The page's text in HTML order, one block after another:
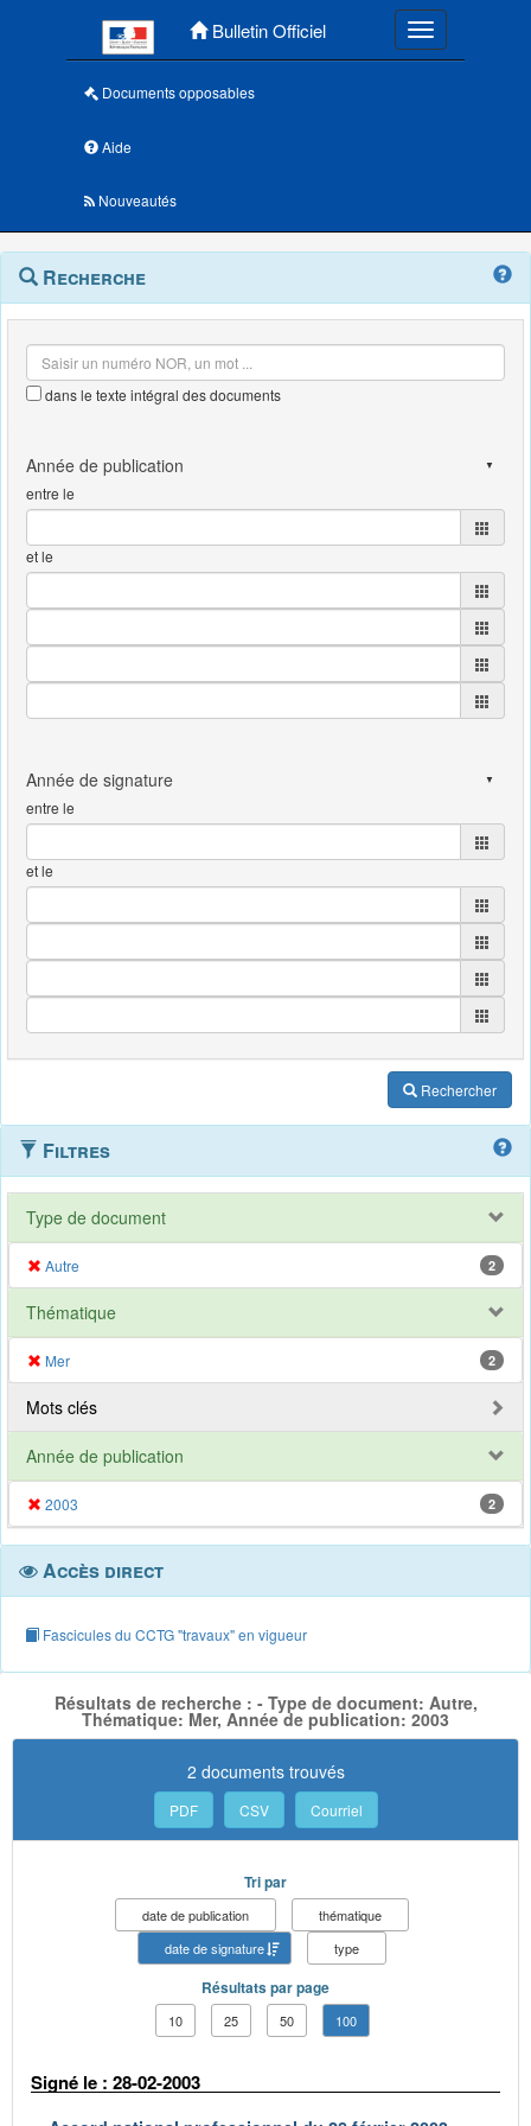
Bulletin Officiel Toggle
Documents opposables
Aide
Nouveautés
Navigation
outils
Menu
contextuel
Recherche
dans le texte intégral des documents
entre le
et le
entre le
et le
Rechercher
Filtres
Type de document
Autre 2
Thématique
Mer 2
Mots clés
Année de publication
2003 2
Accès direct
Fascicules du CCTG "travaux" en vigueur
Résultats de recherche : - Type de document: Autre,
Thématique: Mer, Année de publication: 2003
2 documents trouvés
PDF CSV Courriel
Tri par
date de publication
thématique
date de signature
type
Résultats par page
10 25 50 100
Signé le : 28-02-2003